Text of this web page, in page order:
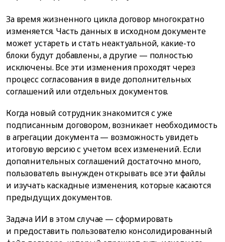
За время жизненного цикла договор многократно
изменяется. Часть данных в исходном документе
может устареть и стать неактуальной, какие-то
блоки будут добавлены, а другие — полностью
исключены. Все эти изменения проходят через
процесс согласования в виде дополнительных
соглашений или отдельных документов.
Когда новый сотрудник знакомится с уже
подписанным договором, возникает необходимость
в агрегации документа — возможность увидеть
итоговую версию с учетом всех изменений. Если
дополнительных соглашений достаточно много,
пользователь вынужден открывать все эти файлы
и изучать каскадные изменения, которые касаются
предыдущих документов.
Задача ИИ в этом случае — сформировать
и предоставить пользователю консолидированный